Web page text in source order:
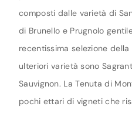
composti dalle varietà di
di Brunello e Prugnolo
recentissima selezione
ulteriori varietà sono
Sauvignon. La Tenuta di
pochi ettari di vigneti che